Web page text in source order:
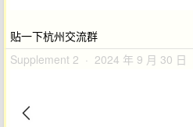
贴一下杭州交流群
Supplement 2 · 2024 年 9 月 30 日